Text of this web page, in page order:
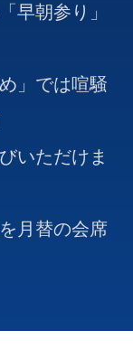
早朝参り」
」では喧騒
いただけま
月替の会席